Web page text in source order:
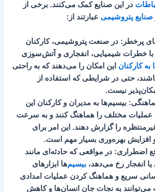
در این صنایع کمک می‌کنند. برخی از
صنایع پتروشیمی عبارتند از:
پرخطر : در صنعت پتروشیمی، کارکنان
خطرات شیمیایی، انفجاری و آتش‌سوزی
به کارکنان این امکان را می‌دهند که به راحتی
باشند، حتی در شرایطی که استفاده از
نیست.
: بیسیم‌ها به مدیران و کارکنان این
عملیات مختلف را هماهنگ کنند و به سرعت
را گزارش دهند. این امر برای
افزایش بهره‌وری بسیار مهم است.
اضطراری: در مواقعی که حادثه‌ای مانند
انفجار رخ می‌دهد،بیسیم‌ها ابزارهای
سریع و هماهنگ کردن عملیات امدادی
می‌توانند به نجات جان انسان‌ها و کاهش